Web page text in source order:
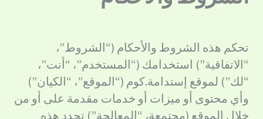
تحكم هذه الشروط والأحكام (“الشروط”،
“الاتفاقية”) استخدامك (“المستخدم”، “أنت”،
“لك”) لموقع إستدامة.كوم (“الموقع”، “الكيان”)
وأي محتوى أو ميزات أو خدمات مقدمة على أو من
خلال الموقع (مجتمعة، “المعالجة”) تحدد هذه